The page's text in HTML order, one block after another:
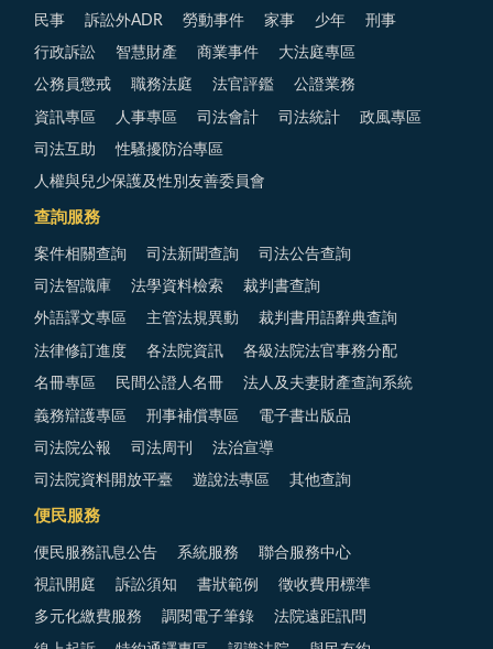
民事 訴訟外ADR 勞動事件 家事 少年 刑事
行政訴訟 智慧財產 商業事件 大法庭專區
公務員懲戒 職務法庭 法官評鑑 公證業務
資訊專區 人事專區 司法會計 司法統計 政風專區
司法互助 性騷擾防治專區
人權與兒少保護及性別友善委員會
查詢服務
案件相關查詢 司法新聞查詢 司法公告查詢
司法智識庫 法學資料檢索 裁判書查詢
外語譯文專區 主管法規異動 裁判書用語辭典查詢
法律修訂進度 各法院資訊 各級法院法官事務分配
名冊專區 民間公證人名冊 法人及夫妻財產查詢系統
義務辯護專區 刑事補償專區 電子書出版品
司法院公報 司法周刊 法治宣導
司法院資料開放平臺 遊說法專區 其他查詢
便民服務
便民服務訊息公告 系統服務 聯合服務中心
視訊開庭 訴訟須知 書狀範例 徵收費用標準
多元化繳費服務 調閱電子筆錄 法院遠距訊問